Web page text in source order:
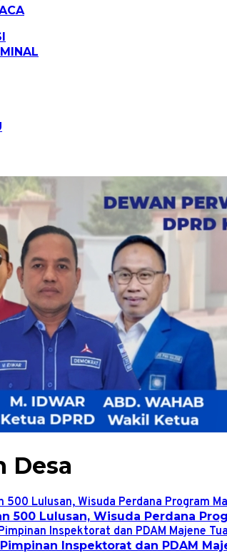
Desa
500 Lulusan, Wisuda Perdana
Inspektorat dan PDAM